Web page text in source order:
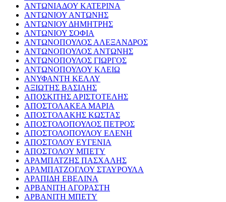
ΑΝΤΩΝΙΑΔΟΥ ΚΑΤΕΡΙΝΑ
ΑΝΤΩΝΙΟΥ ΑΝΤΩΝΗΣ
ΑΝΤΩΝΙΟΥ ΔΗΜΗΤΡΗΣ
ΑΝΤΩΝΙΟΥ ΣΟΦΙΑ
ΑΝΤΩΝΟΠΟΥΛΟΣ ΑΛΕΞΑΝΔΡΟΣ
ΑΝΤΩΝΟΠΟΥΛΟΣ ΑΝΤΩΝΗΣ
ΑΝΤΩΝΟΠΟΥΛΟΣ ΓΙΩΡΓΟΣ
ΑΝΤΩΝΟΠΟΥΛΟΥ ΚΛΕΙΩ
ΑΝΥΦΑΝΤΗ ΚΕΛΛΥ
ΑΞΙΩΤΗΣ ΒΑΣΙΛΗΣ
ΑΠΟΣΚΙΤΗΣ ΑΡΙΣΤΟΤΕΛΗΣ
ΑΠΟΣΤΟΛΑΚΕΑ ΜΑΡΙΑ
ΑΠΟΣΤΟΛΑΚΗΣ ΚΩΣΤΑΣ
ΑΠΟΣΤΟΛΟΠΟΥΛΟΣ ΠΕΤΡΟΣ
ΑΠΟΣΤΟΛΟΠΟΥΛΟΥ ΕΛΕΝΗ
ΑΠΟΣΤΟΛΟΥ ΕΥΓΕΝΙΑ
ΑΠΟΣΤΟΛΟΥ ΜΠΕΤΥ
ΑΡΑΜΠΑΤΖΗΣ ΠΑΣΧΑΛΗΣ
ΑΡΑΜΠΑΤΖΟΓΛΟΥ ΣΤΑΥΡΟΥΛΑ
ΑΡΑΠΙΔΗ ΕΒΕΛΙΝΑ
ΑΡΒΑΝΙΤΗ ΑΓΟΡΑΣΤΗ
ΑΡΒΑΝΙΤΗ ΜΠΕΤΥ